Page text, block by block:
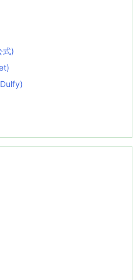
式)